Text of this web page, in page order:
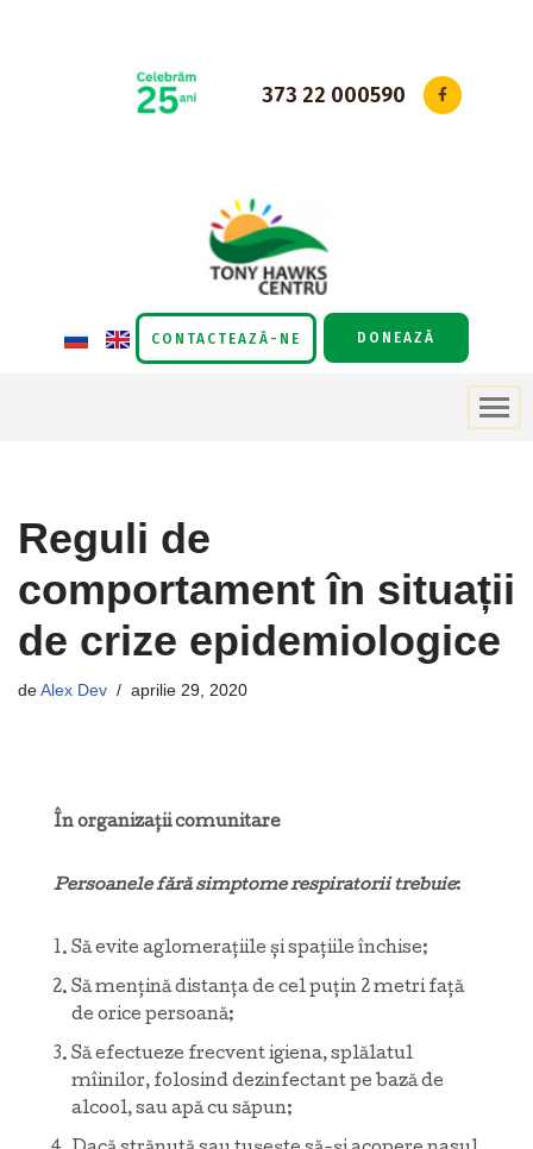
373 22 000590
CONTACTEAZĂ-NE DONEAZĂ
Reguli de
comportament în situații
de crize epidemiologice
de Alex Dev aprilie 29, 2020
În organizații comunitare
Persoanele fără simptome respiratorii trebuie:
Să evite aglomerațiile și spațiile închise;
Să mențină distanța de cel puțin 2 metri față
de orice persoană;
Să efectueze frecvent igiena, splălatul
mîinilor, folosind dezinfectant pe bază de
alcool, sau apă cu săpun;